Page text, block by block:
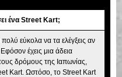
Τόκιο Ακίχαμπαρα #1
Τόκιο Σιμπούγια
Τόκιο Κόλπος
ένα Street Kart;
εύκολα να τα ελέγξεις αν
έχεις μια άδεια
δρόμους της Ιαπωνίας,
Kart. Ωστόσο, το Street Kart